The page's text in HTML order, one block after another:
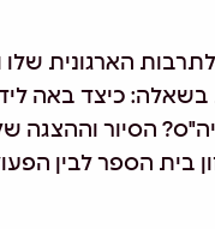
הארגונית שלו
כיצד באה
הסיור וההצגה
בית הספר לבין